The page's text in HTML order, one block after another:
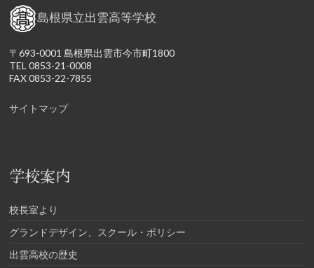
島根県立出雲高等学校
〒693-0001 島根県出雲市今市町1800
TEL 0853-21-0008
FAX 0853-22-7855
サイトマップ
学校案内
校長室より
グランドデザイン、スクール・ポリシー
出雲高校の歴史